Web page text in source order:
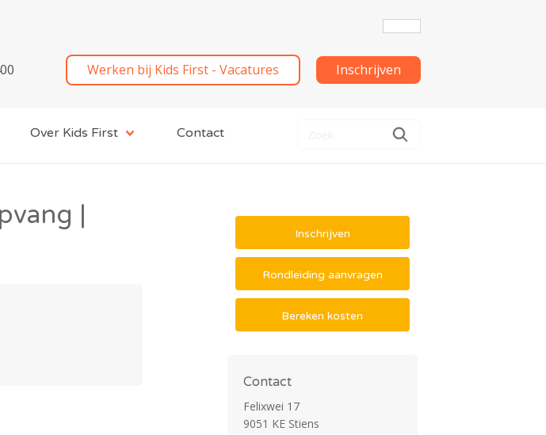
Werken bij Kids First - Vacatures Inschrijven
Over Kids First Contact
|
Inschrijven
Rondleiding aanvragen
Bereken kosten
Contact
Felixwei 17
9051 KE Stiens